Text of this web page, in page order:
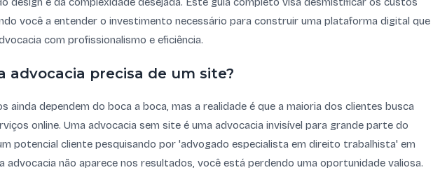
você a entender o investimento necessário para construir uma plataforma digital que
com profissionalismo e eficiência.
advocacia precisa de um site?
ainda dependem do boca a boca, mas a realidade é que a maioria dos clientes busca
online. Uma advocacia sem site é uma advocacia invisível para grande parte do
potencial cliente pesquisando por 'advogado especialista em direito trabalhista' em
advocacia não aparece nos resultados, você está perdendo uma oportunidade valiosa.